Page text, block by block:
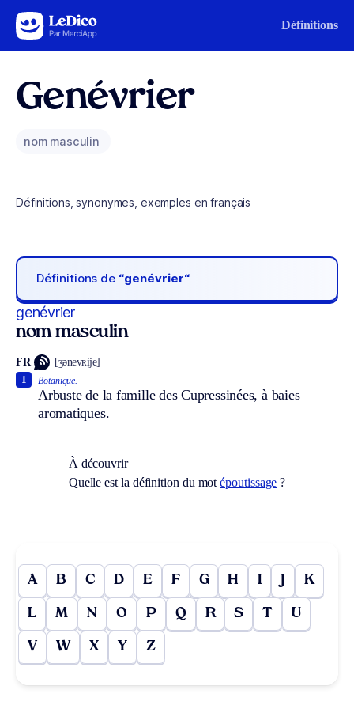
Aller au contenu Définitions
Genévrier
nom masculin
Définitions, synonymes, exemples en français
Définitions de “genévrier“
genévrier
nom masculin
FR [ʒənevʀije]
Botanique.
Arbuste de la famille des Cupressinées, à baies
aromatiques.
1
À découvrir
Quelle est la définition du motépoutissage ?
A B C D E F G H I J K
L M N O P Q R S T U
V W X Y Z